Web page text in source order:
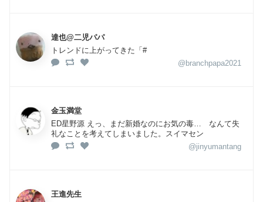
達也@二児パパ
トレンドに上がってきた「#
@branchpapa2021
金玉満堂
ED星野源 えっ、まだ新婚なのにお気の毒… なんて失
礼なことを考えてしまいました。スイマセン
@jinyumantang
王進先生